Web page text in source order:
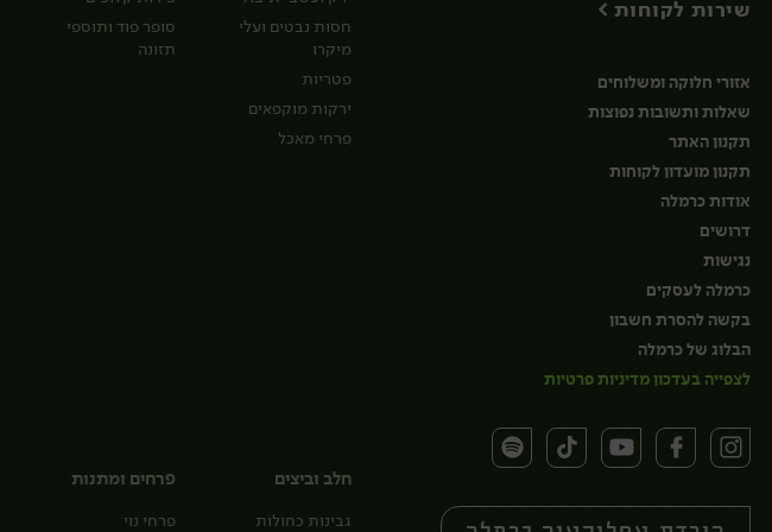
חסות נבטים ועלי
מיקרו
פטריות
ירקות מוקפאים
פרחי מאכל
סופר פוד ותוספי
תזונה
חלב וביצים
גבינות כחולות
פרחים ומתנות
פרחי נוי
שירות לקוחות >
אזורי חלוקה ומשלוחים
שאלות ותשובות נפוצות
תקנון האתר
תקנון מועדון לקוחות
אודות כרמלה
דרושים
נגישות
כרמלה לעסקים
בקשה להסרת חשבון
הבלוג של כרמלה
לצפייה בעדכון מדיניות פרטיות